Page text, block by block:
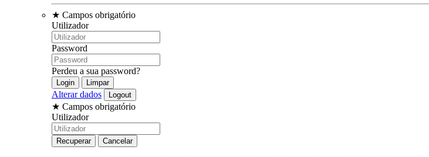
★ Campos obrigatório
Utilizador
Password
Perdeu a sua password?
Alterar dados
★ Campos obrigatório
Utilizador